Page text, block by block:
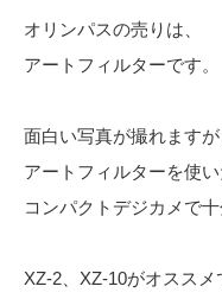
オリンパスの売りは、
アートフィルターです。
面白い写真が撮れますが
アートフィルターを使い
コンパクトデジカメで十
XZ-2、XZ-10がオススメ